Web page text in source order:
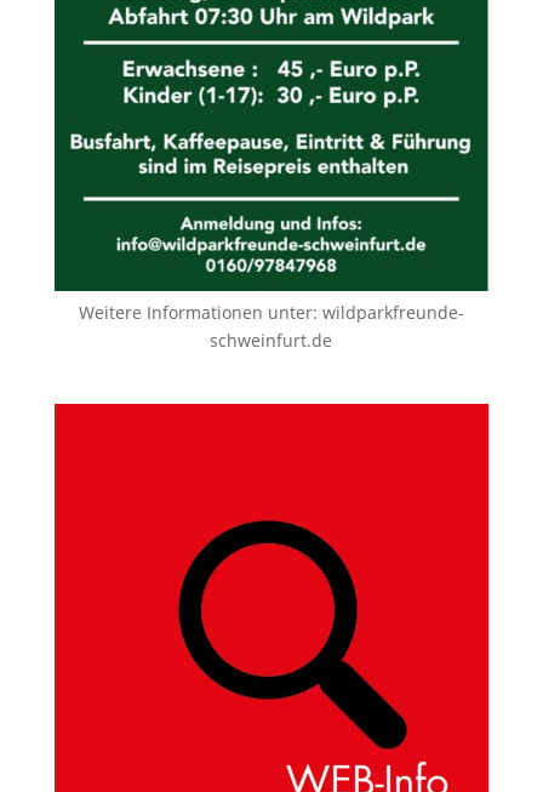
Weitere Informationen unter: wildparkfreunde-
schweinfurt.de